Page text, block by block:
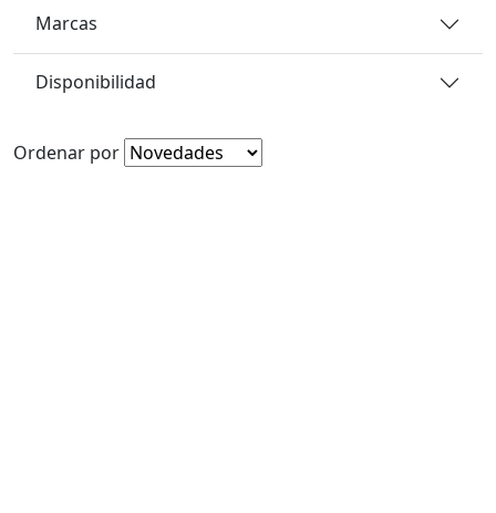
Marcas
Disponibilidad
Ordenar por